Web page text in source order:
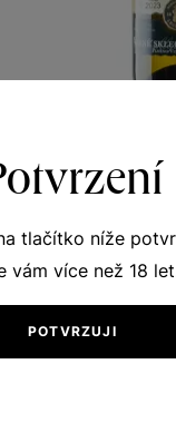
Přívlastková
tlačítko níže
vám více než 18
POTVRZUJI